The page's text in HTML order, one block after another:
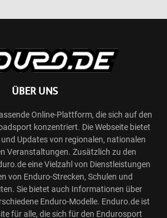
ÜBER UNS
Online-Plattform, die sich auf den
konzentriert. Die Webseite bietet
Updates von regionalen, nationalen
Veranstaltungen. Zusätzlich zu den
eine Vielzahl von Dienstleistungen
von Enduro-Strecken, Schulen und
Sie bietet auch Informationen über
Enduro-Modelle. Enduro.de ist
für alle, die sich für den Endurosport